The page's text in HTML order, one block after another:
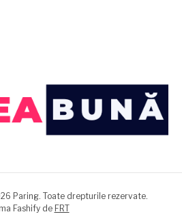
Paring. Toate drepturile rezervate.
Fashify de FRT